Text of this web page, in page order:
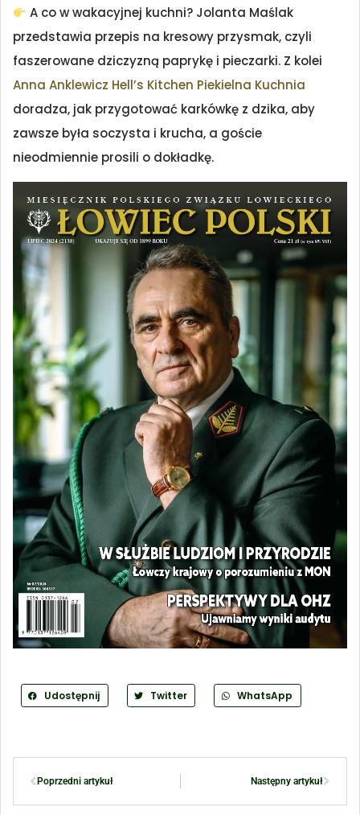
A co w wakacyjnej kuchni? Jolanta Maślak
przedstawia przepis na kresowy przysmak, czyli
faszerowane dziczyzną paprykę i pieczarki. Z kolei
Anna Anklewicz Hell’s Kitchen Piekielna Kuchnia
doradza, jak przygotować karkówkę z dzika, aby
zawsze była soczysta i krucha, a goście
nieodmiennie prosili o dokładkę.
Udostępnij Twitter WhatsApp
Poprzedni artykuł Następny artykuł